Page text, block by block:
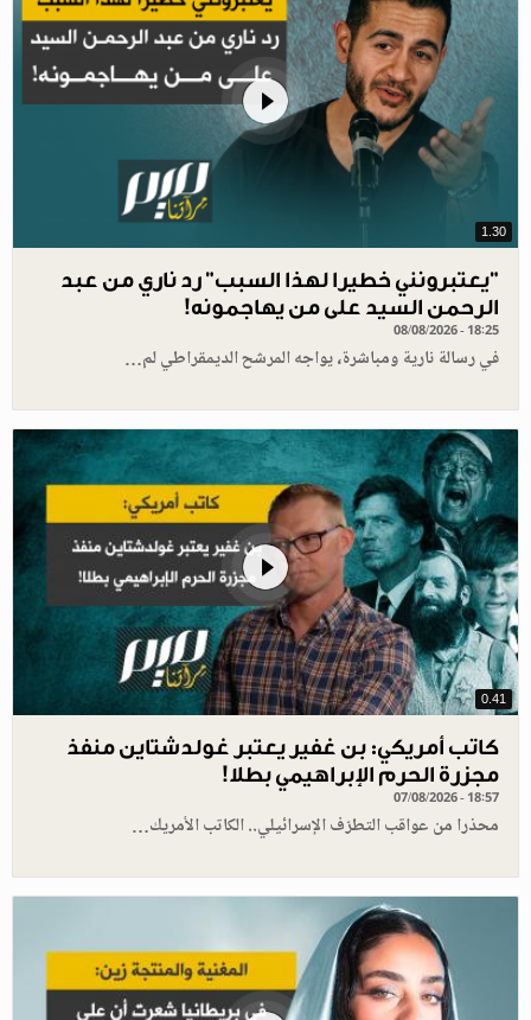
1.30
"يعتبرونني خطيرا لهذا السبب" رد ناري من عبد
الرحمن السيد على من يهاجمونه!
08/08/2026 - 18:25
في رسالة نارية ومباشرة، يواجه المرشح الديمقراطي لم…
0.41
كاتب أمريكي: بن غفير يعتبر غولدشتاين منفذ
مجزرة الحرم الإبراهيمي بطلا!
07/08/2026 - 18:57
محذرا من عواقب التطرّف الإسرائيلي.. الكاتب الأمريك…